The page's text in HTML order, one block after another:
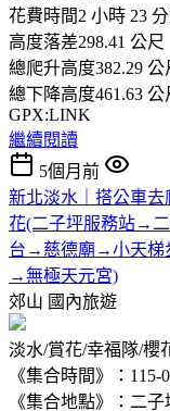
花費時間2 小時 23
高度落差298.41 公尺
總爬升高度382.29 公
總下降高度461.63 公
GPX:LINK
繼續閱讀
5個月前
新北淡水｜搭公車
花(二子坪服務站→
台→慈德廟→小天梯
→無極天元宮)
郊山 國內旅遊
淡水/賞花/幸福隊/櫻
《集合時間》：115-
《集合地點》：二